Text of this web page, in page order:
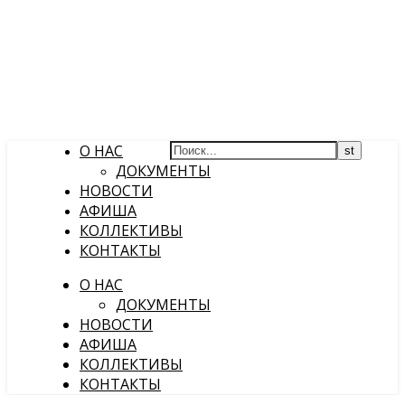
О НАС
ДОКУМЕНТЫ
НОВОСТИ
АФИША
КОЛЛЕКТИВЫ
КОНТАКТЫ
О НАС
ДОКУМЕНТЫ
НОВОСТИ
АФИША
КОЛЛЕКТИВЫ
КОНТАКТЫ